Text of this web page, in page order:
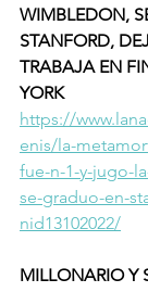
WIMBLEDON,
STANFORD,
TRABAJA EN
YORK
https://
enis/la-
fue-n-1-y-jugo-
se-graduo-en-
nid13102022/
MILLONARIO Y